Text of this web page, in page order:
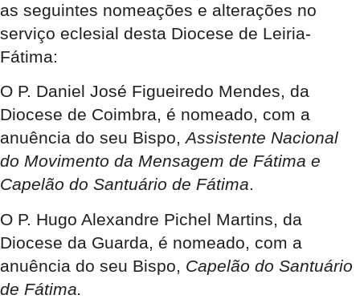
as seguintes nomeações e alterações no
serviço eclesial desta Diocese de Leiria-
Fátima:
O P. Daniel José Figueiredo Mendes, da
Diocese de Coimbra, é nomeado, com a
anuência do seu Bispo,Assistente Nacional
do Movimento da Mensagem de Fátima e
Capelão do Santuário de Fátima.
O P. Hugo Alexandre Pichel Martins, da
Diocese da Guarda, é nomeado, com a
anuência do seu Bispo, Capelão do Santuário
de Fátima.